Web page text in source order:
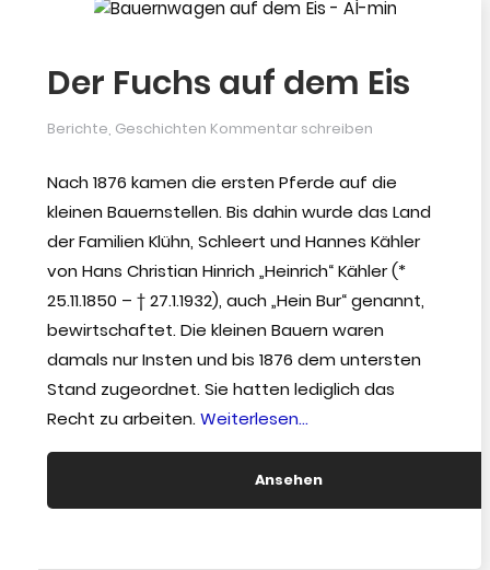
Der Fuchs auf dem Eis
Berichte, Geschichten Kommentar schreiben
Nach 1876 kamen die ersten Pferde auf die
kleinen Bauernstellen. Bis dahin wurde das Land
der Familien Klühn, Schleert und Hannes Kähler
von Hans Christian Hinrich „Heinrich“ Kähler (*
25.11.1850 – † 27.1.1932), auch „Hein Bur“ genannt,
bewirtschaftet. Die kleinen Bauern waren
damals nur Insten und bis 1876 dem untersten
Stand zugeordnet. Sie hatten lediglich das
Recht zu arbeiten. Weiterlesen…
Fuchs
auf
dem
Ansehen